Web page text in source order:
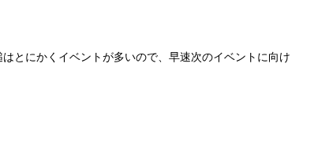
とにかくイベントが多いので、早速次のイベントに向け